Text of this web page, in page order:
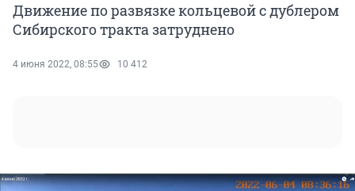
Движение по развязке кольцевой с дублером
Сибирского тракта затруднено
4 июня 2022, 08:55 10 412